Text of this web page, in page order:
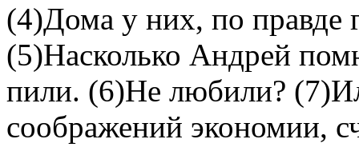
(4)Дома у них, по правде
(5)Насколько Андрей
пили. (6)Не любили?
соображений экономии,